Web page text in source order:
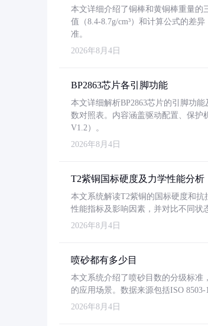
本文详细介绍了铜棒和黄铜棒重量的
值（8.4-8.7g/cm³）和计算公式的差
准。
2026年8月4日
BP2863芯片各引脚功能
本文详细解析BP2863芯片的引脚功
数对照表。内容涵盖驱动配置、保护
V1.2）。
2026年8月4日
T2紫铜国标硬度及力学性能分析
本文系统解读T2紫铜的国标硬度和抗
性能指标及影响因素，并对比不同状
2026年8月4日
喷砂都有多少目
本文系统介绍了喷砂目数的分级标准
的应用场景。数据来源包括ISO
2026年8月4日